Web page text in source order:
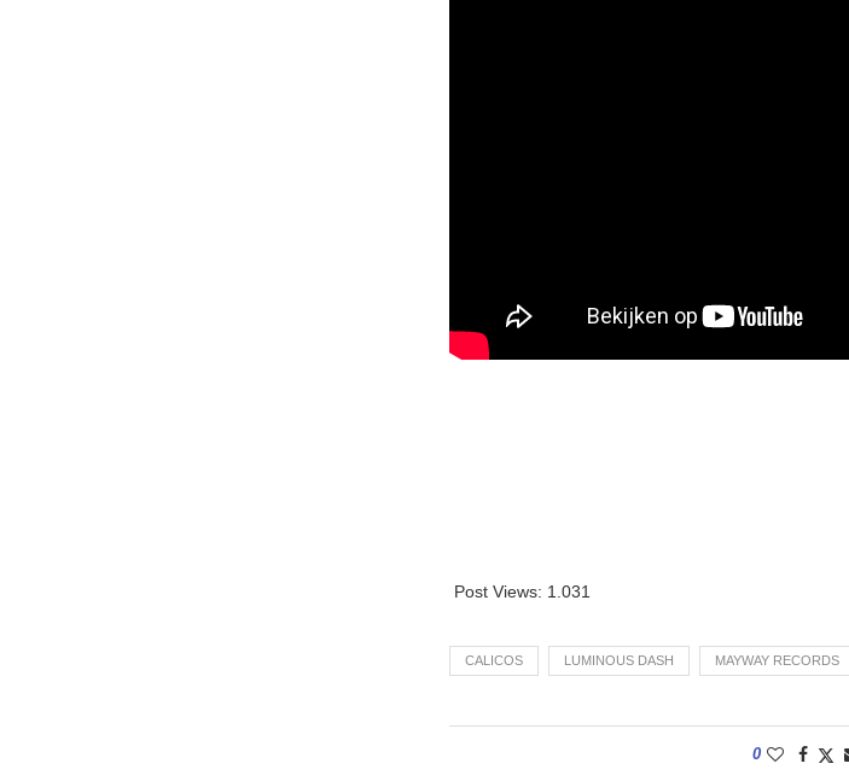
Post Views: 1.031
CALICOS LUMINOUS DASH MAYWAY RECORDS
0